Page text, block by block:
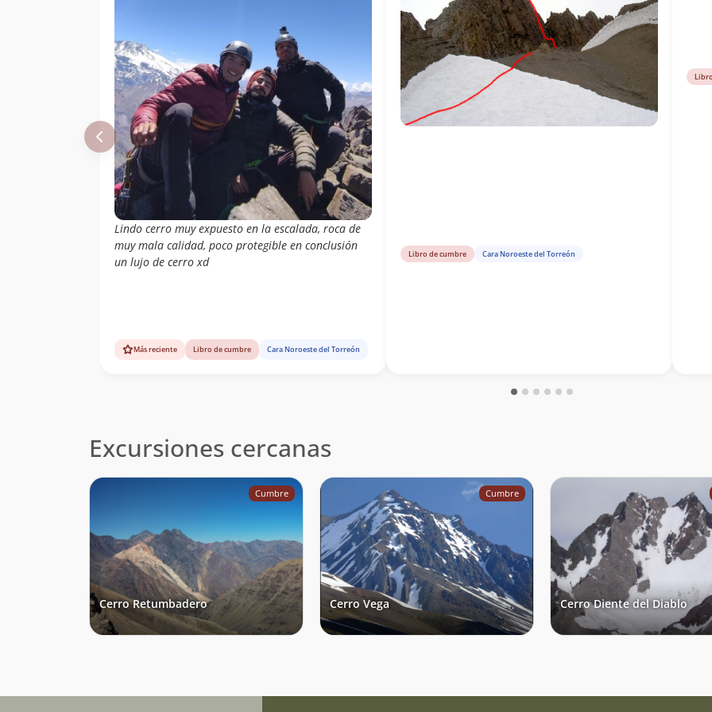
Lindo cerro muy expuesto en la escalada, roca de
muy mala calidad, poco protegible en conclusión
un lujo de cerro xd
Más reciente Libro de cumbre Cara Noroeste del Torreón
Libro de cumbre Cara Noroeste del Torreón
Excursiones cercanas
Cumbre
Cerro Retumbadero
Cumbre
Cerro Vega Cerro Diente del Diablo